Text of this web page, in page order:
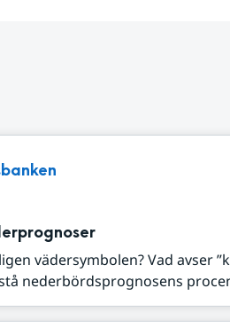
vädersymbolen? Vad avser
nederbördsprognosens